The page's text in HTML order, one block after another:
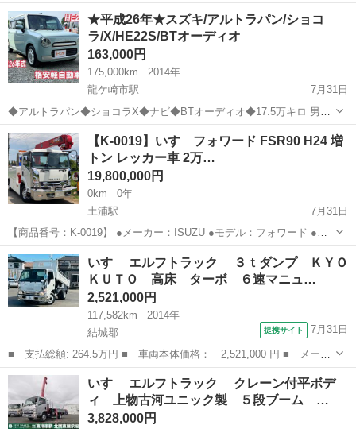
名： シボレー ■ 車種名： シボレーＭＷ ■ グレード名： Ｖセ
レクション ■ 排気量： 1300cc ■ ドア枚数： 5D ■ ミッショ
ン...
神奈川 横浜市 その他
★平成26年★スズキ/アルトラパン/ショコ
ラ/X/HE22S/BTオーディオ
163,000円
175,000km
2014年
龍ケ崎市駅
7月31日
◆アルトラパン◆ショコラX◆ナビ◆BTオーディオ◆17.5万キロ 男女
問わず大人気♪ HE22S スズキ アルトラパン ショコラ X ！！
小回りのきくかわいい一台です✨ たくさんのお問い合わせお待ちして
お...
茨城 稲敷郡 龍ケ崎市駅 その他
【K-0019】いすゞフォワード FSR90 H24 増
トン レッカー車 2万…
19,800,000円
0km
0年
土浦駅
7月31日
【商品番号：K-0019】 ●メーカー：ISUZU ●モデル：フォワード ●型
式：SKG-FSR90 ●走行距離：24,063km ●最大積載量：500kg ●初度登
録年月：平成24年9月 ●乗車定員：2人 ...
茨城 稲敷郡 土浦駅 その他 FSR
いすゞ エルフトラック ３ｔダンプ ＫＹＯ
ＫＵＴＯ 高床 ターボ ６速マニュ…
2,521,000円
117,582km
2014年
結城郡
提携サイト 7月31日
■ 支払総額: 264.5万円 ■ 車両本体価格： 2,521,000 円 ■ メーカ
ー名： いすゞ ■ 車種名： エルフトラック ■ グレード名：
３ｔダンプ ＫＹＯＫＵＴＯ 高床 ターボ ６速マニュアル 左電
動格納ミ...
茨城 結城郡 その他
いすゞ エルフトラック クレーン付平ボデ
ィ 上物古河ユニック製 ５段ブーム …
3,828,000円